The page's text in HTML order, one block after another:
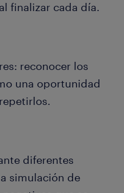
finalizar cada día.
reconocer los
una oportunidad
diferentes
simulación de